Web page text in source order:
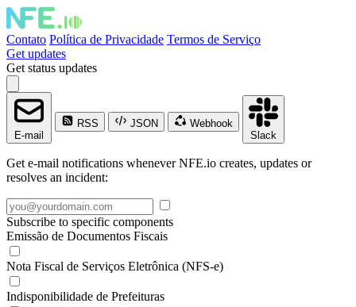
Contato Política de Privacidade Termos de Serviço
Get updates
Get status updates
E-mail
RSS JSON
Webhook
Slack
Get e-mail notifications whenever NFE.io creates, updates or
resolves an incident:
Subscribe to specific components
Emissão de Documentos Fiscais
Nota Fiscal de Serviços Eletrônica (NFS-e)
Indisponibilidade de Prefeituras